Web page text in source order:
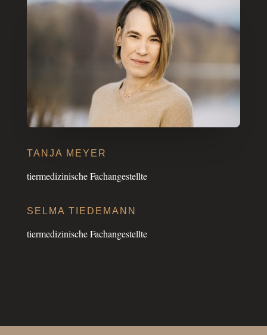
TANJA MEYER
tier­me­di­zi­ni­sche Fachangestellte
SELMA TIEDE­MANN
tier­me­di­zi­ni­sche Fachangestellte